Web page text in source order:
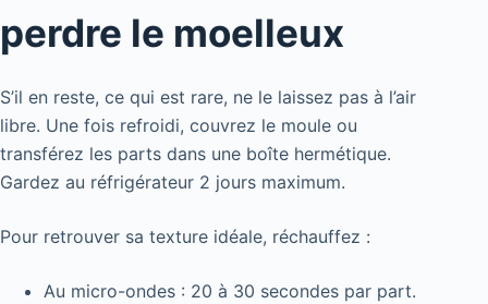
perdre le moelleux
S’il en reste, ce qui est rare, ne le laissez pas à l’air
libre. Une fois refroidi, couvrez le moule ou
transférez les parts dans une boîte hermétique.
Gardez au réfrigérateur 2 jours maximum.
Pour retrouver sa texture idéale, réchauffez :
Au micro-ondes : 20 à 30 secondes par part.